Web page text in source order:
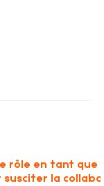
: communiquer